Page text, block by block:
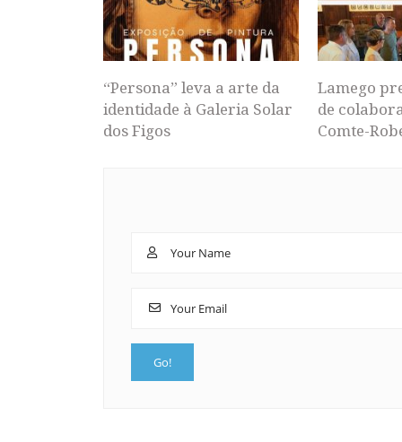
“Persona” leva a arte da
identidade à Galeria Solar
dos Figos
Lamego
de
Comte-